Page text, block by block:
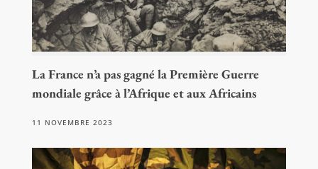
La France n’a pas gagné la Première Guerre
mondiale grâce à l’Afrique et aux Africains
11 NOVEMBRE 2023